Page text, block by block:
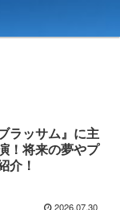
ラッサム』に主
！将来の夢やプ
介！
2026.07.30